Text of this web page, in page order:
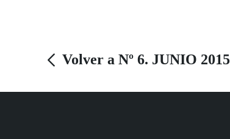
Volver a Nº 6. JUNIO 2015